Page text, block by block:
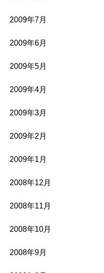
2009年7月
2009年6月
2009年5月
2009年4月
2009年3月
2009年2月
2009年1月
2008年12月
2008年11月
2008年10月
2008年9月